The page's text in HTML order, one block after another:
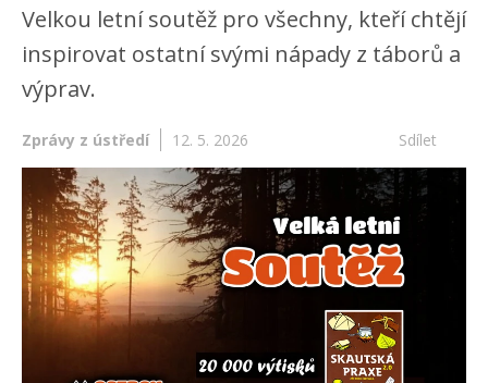
Velkou letní soutěž pro všechny, kteří chtějí
inspirovat ostatní svými nápady z táborů a
výprav.
Zprávy z ústředí 12. 5. 2026 Sdílet